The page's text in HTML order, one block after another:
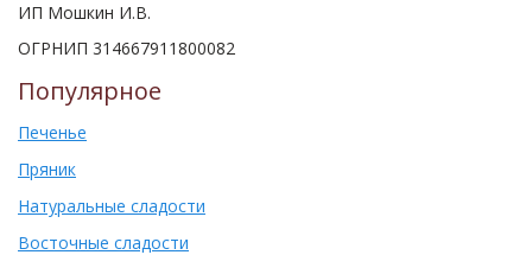
ИП Мошкин И.В.
ОГРНИП 314667911800082
Популярное
Печенье
Пряник
Натуральные сладости
Восточные сладости